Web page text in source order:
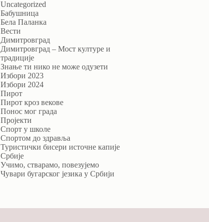
Uncategorized
Бабушница
Бела Паланка
Вести
Димитровград
Димитровград – Мост културе и
традиције
Знање ти нико не може одузети
Избори 2023
Избори 2024
Пирот
Пирот кроз векове
Понос мог града
Пројекти
Спорт у школе
Спортом до здравља
Туристички бисери источне капије
Србије
Учимо, стварамо, повезујемо
Чувари бугарског језика у Србији